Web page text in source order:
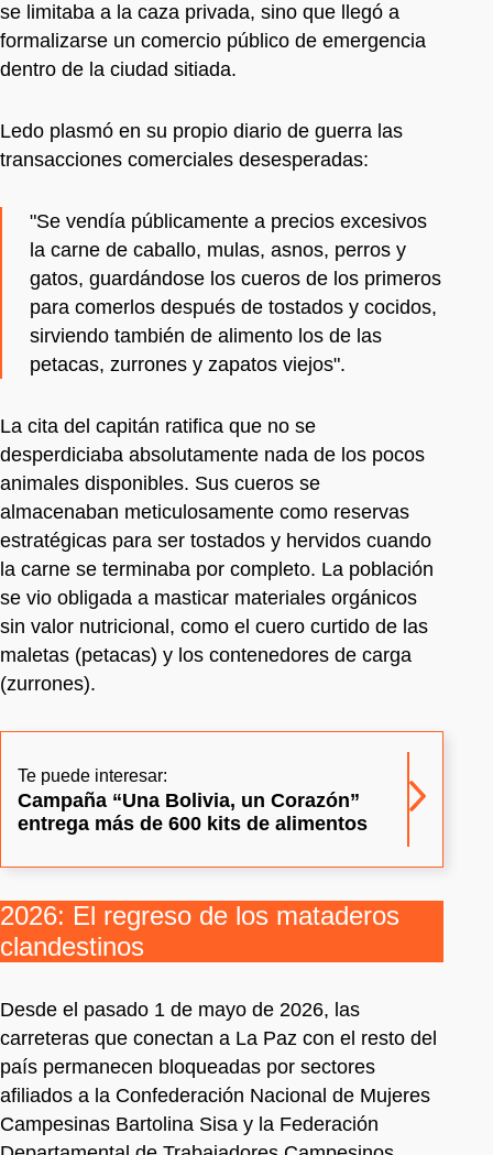
se limitaba a la caza privada, sino que llegó a
formalizarse un comercio público de emergencia
dentro de la ciudad sitiada.
Ledo plasmó en su propio diario de guerra las
transacciones comerciales desesperadas:
"Se vendía públicamente a precios excesivos
la carne de caballo, mulas, asnos, perros y
gatos, guardándose los cueros de los primeros
para comerlos después de tostados y cocidos,
sirviendo también de alimento los de las
petacas, zurrones y zapatos viejos".
La cita del capitán ratifica que no se
desperdiciaba absolutamente nada de los pocos
animales disponibles. Sus cueros se
almacenaban meticulosamente como reservas
estratégicas para ser tostados y hervidos cuando
la carne se terminaba por completo. La población
se vio obligada a masticar materiales orgánicos
sin valor nutricional, como el cuero curtido de las
maletas (petacas) y los contenedores de carga
(zurrones).
Te puede interesar:
Campaña “Una Bolivia, un Corazón”
entrega más de 600 kits de alimentos
2026: El regreso de los mataderos
clandestinos
Desde el pasado 1 de mayo de 2026, las
carreteras que conectan a La Paz con el resto del
país permanecen bloqueadas por sectores
afiliados a la Confederación Nacional de Mujeres
Campesinas Bartolina Sisa y la Federación